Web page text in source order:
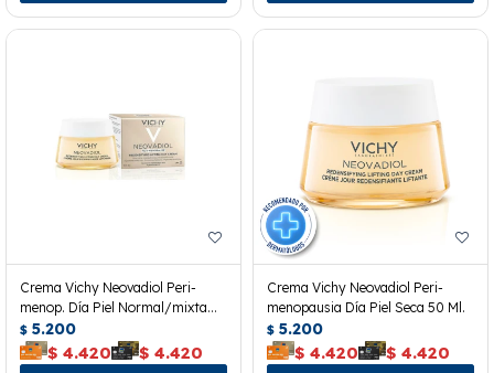
Crema Vichy Neovadiol Peri-
menop. Día Piel Normal/mixta
50ml
$ 5.200
$ 4.420 $ 4.420
Crema Vichy Neovadiol Peri-
menopausia Día Piel Seca 50 Ml.
$ 5.200
$ 4.420 $ 4.420